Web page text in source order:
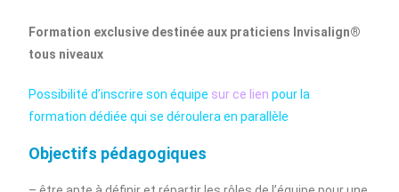
Formation exclusive destinée aux praticiens Invisalign®
tous niveaux
Possibilité d’inscrire son équipe sur ce lien pour la
formation dédiée qui se déroulera en parallèle
Objectifs pédagogiques